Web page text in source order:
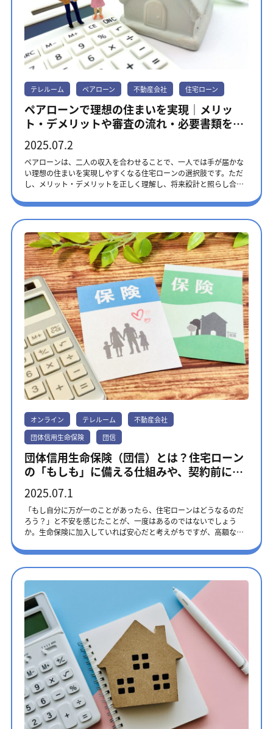
している方です。所有している方とは、土地や建物、会社の所有者
や大きさなどが記載された登記簿謄本に所有者として名前が載って
いる人を指します。 年の途中で不動産を売買した場合でも、1月1日
時点の所有者がその年の固定資産税を全額支払う義務があります。
ただし、不動産の売買契約では固定資産税を日割りで計算し、買主
がその分を売主に支払うという取り決めをするケースが一般的で
す。 課税対象となる資産 固定資産税の課税対象となる資産は、大き
く分けて次の3種類です。 資産の種類具体例土地田や畑、宅地、山
林、牧場、原野など家屋住宅や店舗、工場、倉庫など償却資産会社
や個人で事業を営む人が所有する構築物や機械、器具、備品など 償
却資産の例は、会社で使用するパソコンやプリンタなどです。 参
税の違いは、課税される地域と税率です。 固定資産税は、土地や家
屋などすべての固定資産に対して課される税金で、全国どこでもか
かります。一方、都市計画税は、市街化区域内にある土地や家屋に
対してのみ課される税金です。市街化区域とは、都市の機能が集ま
り、街づくりを進める計画がある地域を指します。 また固定資産税
の税率は原則1.4%ですが、都市計画税の税率は原則0.3%です。 固
ですが、多くの場合は6月と9月、12月、翌年2月の4期に分かれた分
割で支払われます。納付するタイミングは自治体によって異なるた
め、毎年5月頃に送られてくる納税通知書で確認しましょう。 納税
通知書には、4期分の納付書が同封されています。それぞれの納付書
に支払期限が記載されているので、早めに支払いましょう。 支払い
方法は、金融機関の窓口やコンビニエンスストアでの現金払いで
す。毎年の支払いの手間を減らしたい方は、口座振替を依頼してく
ださい。 自治体によっては、クレジットカード払いやスマートフォ
ン決済なども利用できます。 支払いが間に合わなかったときの対処
法 支払い期限を過ぎてしまうと、延滞税がかかります。延滞税の税
率は、原則として納税期限の翌日から2カ月までは年7.3％、以降は
年14.6％です。 支払期限を過ぎてしまったことに気づいたら、でき
る限り早く市区町村の資産税課や税務課などの担当部署に連絡を入
れてください。支払いを放置すると督促状が届き、最終的には財産
が差し押さえられる可能性もあります。 固定資産税の計算式 固定資
産税の金額は、以下の計算式で求められます。 固定資産税額 ＝ 固定
資産税評価額（課税標準額） × 税率（原則1.4%） 3年に一度見直さ
準で評価した金額です。 固定資産税評価額は、毎年5月頃に送られ
てくる固定資産税の納税通知書に同封されている「課税明細書」に
記載されています。あるいは、市町村役場の税務課で「固定資産課
税台帳」を閲覧したり「固定資産評価証明書」を取得したりする
と、確認できます。 固定資産税の計算例 固定資産税評価額が1,000
万円の土地と、1,500万円の家屋を所有しているケースの税額を計算
万円 家屋の固定資産税額：1,500万円 × 1.4% ＝ 21万円 合計の固定
資産税額：14万円 ＋ 21万円 ＝ 35万円 なお上記の計算はあくまで
目安であり、実際の税額は不動産の状況や適用される軽減措置によ
って異なります。正確な金額を知りたい場合は、自治体から送られ
をサポート 固定資産税のその他の税金の計算や、不動産売却に伴う
ムは固定資産税の納税義務者となるタイミングや不動産売却後の税
金など、専門的な知識が必要な場面でも、的確なアドバイスを提供
します。 実績が豊富な担当者があなたの売却に併走してくれるた
め、安心して手続きを進められるでしょう。 まずは話を聞いてみる
固定資産税の負担を抑える特例・控除 固定資産税には、税金の負担
を軽くするためにさまざまな特例や控除を利用できます。特例や控
除を利用するためには、要件を満たす必要があります。 住宅用地の
課税標準の特例 住宅用地の課税標準の特例は、住宅が建っている土
地の固定資産税が安くなる制度です。 200㎡以下の部分（小規模住
宅用地）は評価額が6分の1、200㎡を超える部分（一般住宅用地）
は評価額が3分の1に減額されます。 以下の要件に該当する土地は、
特例を利用できます。 ・人が住むことのみを目的とした専用住宅の
敷地として使われている土地 ・併用住宅の敷地として使われている
テレルーム ペアローン 不動産会社 住宅ローン
ペアローンで理想の住まいを実現｜メリッ
ト・デメリットや審査の流れ・必要書類を解
説！
2025.07.2
ペアローンは、二人の収入を合わせることで、一人では手が届かな
い理想の住まいを実現しやすくなる住宅ローンの選択肢です。ただ
し、メリット・デメリットを正しく理解し、将来設計と照らし合わ
は、ペアローンの仕組みから他のローンとの違い、契約後に後悔し
ないための注意点を解説します。混同しやすい「収入合算」「連帯
い。 ペアローンとは？二人で協力して組む住宅ローン ペアローンは
ご夫婦で組むケースが一般的ですが、実は利用できる関係性が広が
っています。まずは、基本的な仕組みから見ていきましょう。 1つの
物件に対して2本のローンを組む仕組み ペアローンとは、一つの物
件に対し、ご夫婦それぞれが住宅ローン契約を結ぶ方法です。それ
ぞれが「主債務者」となり、お互いに相手のローンの「連帯保証
人」になるのが一般的です。負担割合に決まりはなく、お二人の状
況に応じて自由に設定できます。・収入に応じて分ける：それぞれ
の年収のバランスに合わせて借入額を決める方法。収入の多い方が
多めに借りることで、双方にとって無理のない返済計画を立てやす
い。・きっちり半分ずつ分ける：借入額を半分ずつにする公平でわ
かりやすい方法。関係性をシンプルに保ちたいお二人に適してい
る。・ライフプランに合わせて分ける：将来的に産休・育休の取得
を考えている方が借入額を少なめにするなど、今後のライフプラン
を見据えて柔軟に割合を決める方法。 物件の「持ち分」＝借入額の
割合 ペアローンを組む際は、それぞれの借入額の割合と物件の「持
ち分（所有権の割合）」を一致させて登記するのが基本です。例え
ば、5,000万円の物件を夫が3,000万円、妻が2,000万円のローンで
購入した場合、物件の持ち分は「夫：3/5、妻：2/5」となります。
ペアローンは、どんな夫婦におすすめ？ ・共働き志向のご夫婦：お
互いに安定した収入があり、今後もキャリアを継続していくビジョ
ンをお持ちの方。・理想の住環境を妥協したくないご夫婦：都心や
人気エリア、より広い間取りなど、ワンランク上の物件を希望され
る方。・税金のメリットを賢く活用したいご夫婦：住宅ローン減税
じゃない！多様化するペアローンのカタチ 「ペアローンは法律上の
夫婦だけが利用できる」と思っていませんか？実は、時代の変化と
ともに、住宅ローンのあり方も柔軟になってきています。金融機関
す。・事実婚（内縁関係）のカップル：お互いをパートナーとし、
生計を共にしている実態があれば、金融機関の所定の条件を満たす
ことでペアローンを利用できる場合がある。・親子：二世帯住宅の
新築や購入を機に、親世代と子世代でペアローンを組むケースも増
えている。ご家族のカタチが多様であるように、住宅ローンの組み
方もさまざまです。 夢が広がる！ペアローンの4つのメリット ペア
ローンの魅力は、借入額が増えることだけではありません。家計に
うれしい節税効果や、将来の安心につながる保障など、ライフプラ
ンを豊かにする4つのメリットをご紹介します。 購入できる物件の
選択肢が広がる ペアローンは、ご夫婦やパートナーそれぞれが収入
に応じて住宅ローンを組むため、一人で借りるよりも総借入可能額
を増やせます。予算の都合で諦めていた都心部の物件や、もう一部
屋広い間取り、最新設備の新築マンションなど、単独では手が届か
なかった価格帯の物件が現実的な選択肢になります。他にも、選択
肢を広げる方法として「中古物件」もおすすめです。新築よりも価
格を抑えられるため、同じ予算でもより広い間取りや、より良い立
オンライン テレルーム
不動産会社
団体信用生命保険
団信
団体信用生命保険（団信）とは？住宅ローン
の「もしも」に備える仕組みや、契約前に確
認したいポイントを解説
2025.07.1
「もし自分に万が一のことがあったら、住宅ローンはどうなるのだ
ろう？」と不安を感じたことが、一度はあるのではないでしょう
か。生命保険に加入していれば安心だと考えがちですが、高額な住
ときに、大切なご家族と住まいを守るのが「団体信用生命保険（団
信）」です。団信の制度の概要のほか、契約前に確認したいポイン
ン契約者に万が一のことがあった際に、ご家族を守るための保険で
す。団信に加入していれば、保険金でローン残高が完済されるた
め、遺されたご家族が住まいを失うリスクを回避できます。月々の
返済負担からも解放され、マイホームを「負債」ではなく「資産」
として残せます。 【混同注意】団信と生命保険、3つの決定的違い
「生命保険に入っているから団信は不要では？」というご質問をよ
くいただきますが、実は似ているようで違います。 違い1：保障額
がローン残高と連動する 一般的な生命保険は、契約時に定めた保障
額がずっと変わりません。一方、団信の保障額は常に「住宅ローン
の残高」に連動します。ローン返済が進んで残高が減れば、保障額
もそれに応じて減少します。これにより、必要なぶんだけ保障を確
保できるので無駄がありません。 違い2：住宅ローン専用の保険で